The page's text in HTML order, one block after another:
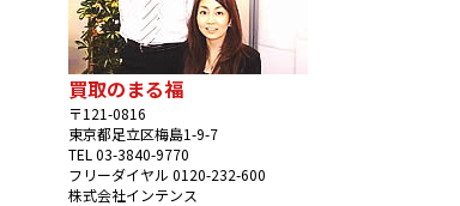
買取のまる福
〒121-0816
東京都足立区梅島1-9-7
TEL 03-3840-9770
フリーダイヤル 0120-232-600
株式会社インテンス